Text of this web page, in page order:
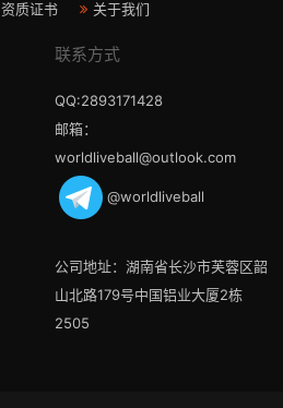
资质证书 关于我们
联系方式
QQ:2893171428
邮箱：
worldliveball@outlook.com
@worldliveball
公司地址：湖南省长沙市芙蓉区韶
山北路179号中国铝业大厦2栋
2505